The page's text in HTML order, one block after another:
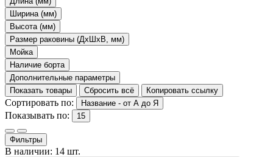
Ширина (мм)
Высота (мм)
Размер раковины (ДхШхВ, мм)
Мойка
Наличие борта
Дополнительные параметры
Показать товары
Сбросить всё Копировать ссылку
Сортировать по: Название - от А до Я
Показывать по: 15
Фильтры
В наличии: 14 шт.